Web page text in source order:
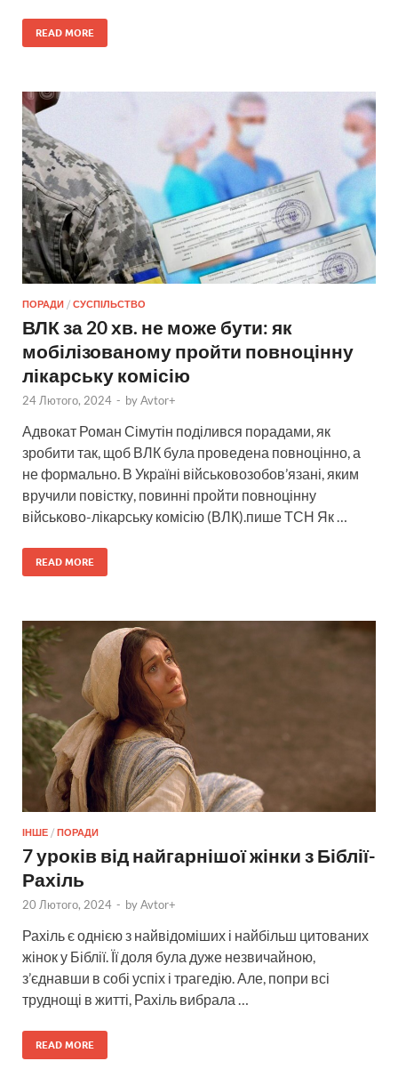
READ MORE
ПОРАДИ / СУСПІЛЬСТВО
ВЛК за 20 хв. не може бути: як
мобілізованому пройти повноцінну
лікарську комісію
24 Лютого, 2024 - byAvtor+
Адвокат Роман Сімутін поділився порадами, як
зробити так, щоб ВЛК була проведена повноцінно, а
не формально. В Україні військовозобов’язані, яким
вручили повістку, повинні пройти повноцінну
військово-лікарську комісію (ВЛК).пише ТСН Як …
READ MORE
ІНШЕ / ПОРАДИ
7 уроків від найгарнішої жінки з Біблії-
Рахіль
20 Лютого, 2024 - byAvtor+
Рахіль є однією з найвідоміших і найбільш цитованих
жінок у Біблії. Її доля була дуже незвичайною,
з’єднавши в собі успіх і трагедію. Але, попри всі
труднощі в житті, Рахіль вибрала …
READ MORE